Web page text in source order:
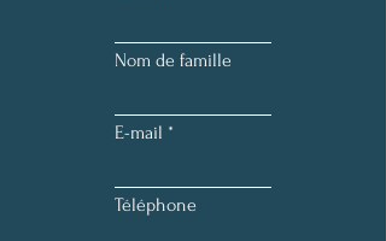
Nom de famille
E-mail
Téléphone